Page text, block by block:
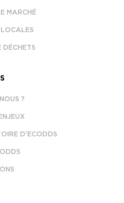
MARCHÉ
DÉCHETS
?
D’ECODDS